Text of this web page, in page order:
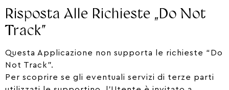
Risposta Alle Richieste „Do Not
Track”
Questa Applicazione non supporta le richieste “Do
Not Track”.
Per scoprire se gli eventuali servizi di terze parti